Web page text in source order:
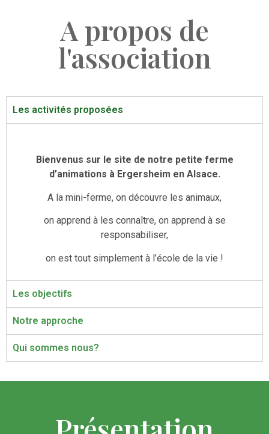
A propos de
l'association
Les activités proposées
Bienvenus sur le site de notre petite ferme
d’animations à Ergersheim en Alsace.
A la mini-ferme, on découvre les animaux,
on apprend à les connaître, on apprend à se
responsabiliser,
on est tout simplement à l’école de la vie !
Les objectifs
Notre approche
Qui sommes nous?